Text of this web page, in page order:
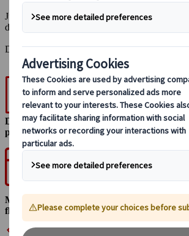
Juntos diseñaremos un viaje que se adapte a tus
de viaje, presupuesto, intereses y mucho más.
Déjate llevar por nuestra experiencia para
Documentación
personalizada
Máxima
flexibilidad